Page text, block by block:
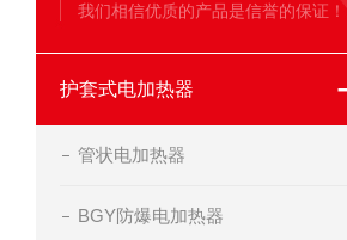
我们相信优质的产品是信誉的保证！
护套式电加热器
管状电加热器
BGY防爆电加热器